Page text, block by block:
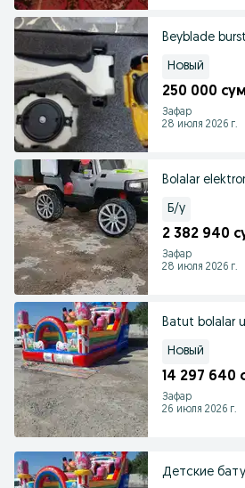
Beyblade
Новый
250 000
Зафар
28 июля 2026 г.
Bolalar
Б/у
2 382 940
Зафар
28 июля 2026 г.
Batut bolalar
Новый
14 297 640
Зафар
26 июля 2026 г.